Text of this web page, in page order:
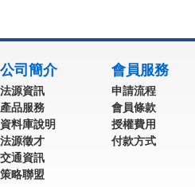
公司簡介
法源資訊
產品服務
資料庫說明
法源徵才
交通資訊
策略聯盟
會員服務
申請流程
會員條款
授權費用
付款方式